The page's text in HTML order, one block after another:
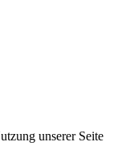
unserer Seite